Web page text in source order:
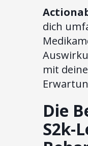
dich
mit
Die
S2k-